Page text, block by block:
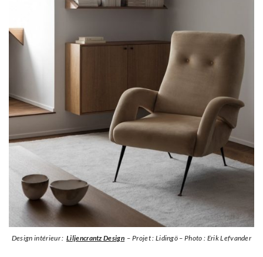
Design intérieur : Liljencrantz Design – Projet : Lidingö – Photo : Erik Lefvander